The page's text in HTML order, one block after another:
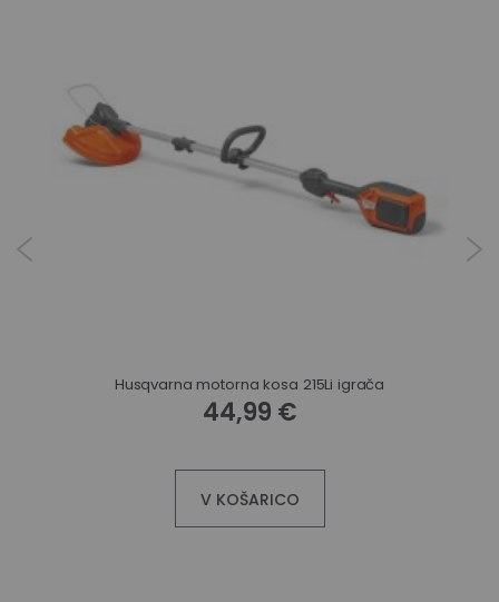
Husqvarna motorna kosa 215Li igrača
44,99 €
V KOŠARICO